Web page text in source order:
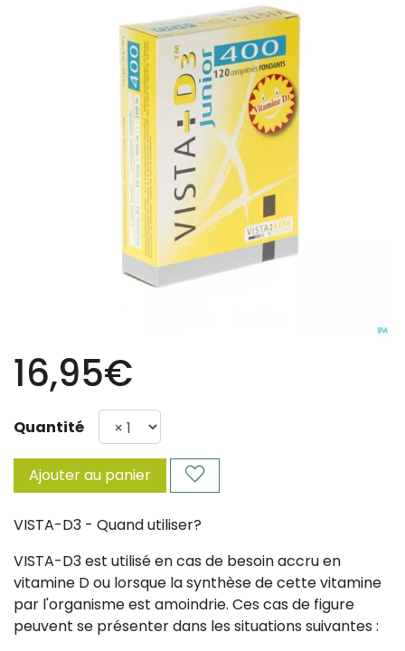
16,95€
Quantité
Ajouter au panier
VISTA-D3 - Quand utiliser?
VISTA-D3 est utilisé en cas de besoin accru en
vitamine D ou lorsque la synthèse de cette vitamine
par l'organisme est amoindrie. Ces cas de figure
peuvent se présenter dans les situations suivantes :